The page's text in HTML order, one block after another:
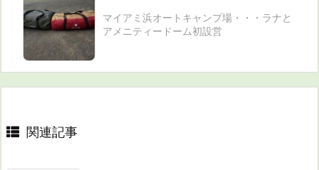
マイアミ浜オートキャンプ場・・・ラナと
アメニティードーム初設営
関連記事